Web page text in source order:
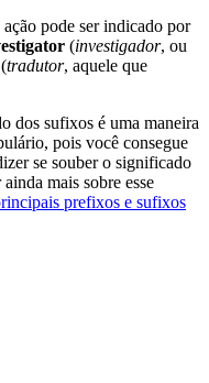
pode ser indicado por
(investigador, ou
(tradutor, aquele que
dos sufixos é uma maneira
pois você consegue
se souber o significado
mais sobre esse
prefixos e sufixos